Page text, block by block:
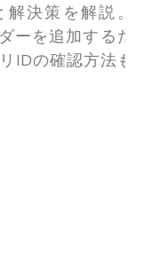
決策を解説。
を追加するだ
の確認方法も